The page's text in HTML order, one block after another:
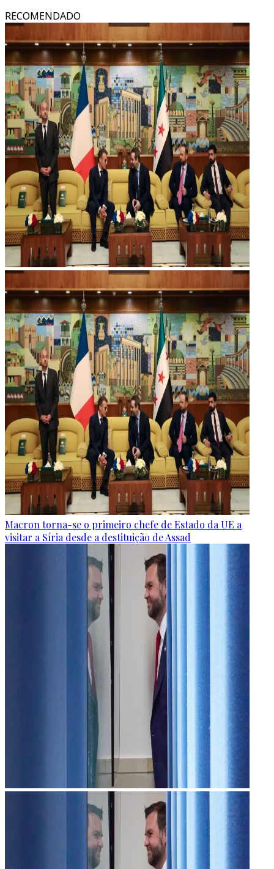
RECOMENDADO
Macron torna-se o primeiro chefe de Estado da UE a
visitar a Síria desde a destituição de Assad